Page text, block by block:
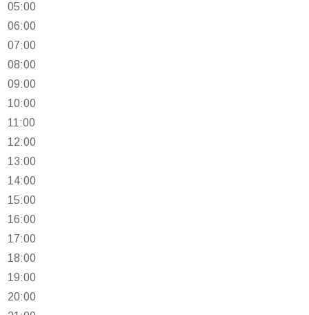
05:00
06:00
07:00
08:00
09:00
10:00
11:00
12:00
13:00
14:00
15:00
16:00
17:00
18:00
19:00
20:00